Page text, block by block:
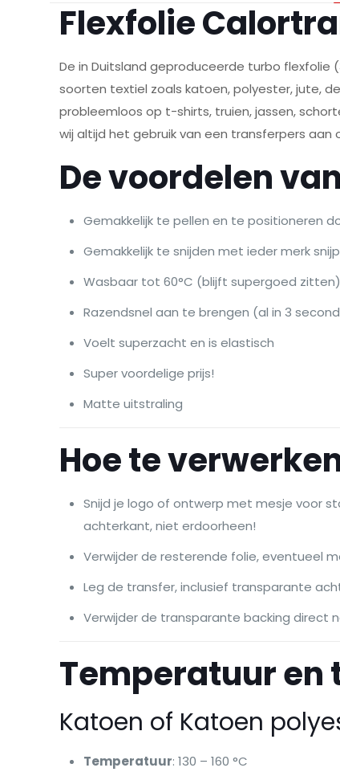
Flexfolie
De in Duitsland geproduceerde turbo flexfolie
soorten textiel zoals katoen, polyester, jute,
probleemloos op t-shirts, truien, jassen,
wij altijd het gebruik van een transferpers
De voordelen
Gemakkelijk te pellen en te positioneren
Gemakkelijk te snijden met ieder merk
Wasbaar tot 60°C (blijft supergoed zitten)
Razendsnel aan te brengen (al in 3
Voelt superzacht en is elastisch
Super voordelige prijs!
Matte uitstraling
Hoe te
Snijd je logo of ontwerp met mesje voor
achterkant, niet erdoorheen!
Verwijder de resterende folie, eventueel
Leg de transfer, inclusief transparante
Verwijder de transparante backing direct
Temperatuur
Katoen of Katoen
Temperatuur: 130 – 160 °C